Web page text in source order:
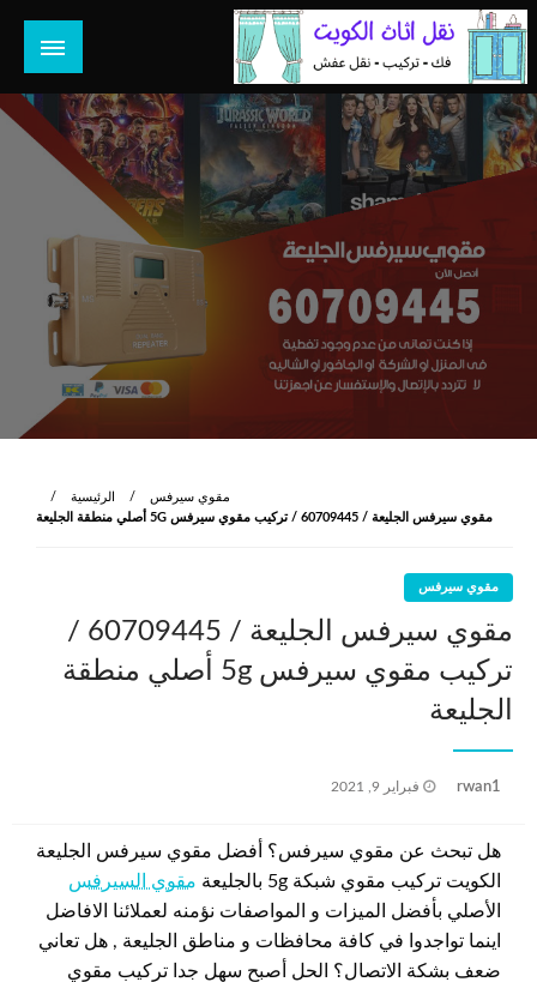
التخطي
إلى
المحتوى
هل تبحث
هل تبحث عن أفضل خدمات بالكويت؟ خدمة فك نقل تركيب صيانة
تصليح جميع الخدمات المنزلية في الكويت
الرئيسية
مقوي سيرفس
مقوي سيرفس الجليعة / 60709445 / تركيب مقوي سيرفس 5G أصلي منطقة الجليعة
مقوي سيرفس
مقوي سيرفس الجليعة / 60709445 /
تركيب مقوي سيرفس 5g أصلي منطقة
الجليعة
rwan1
نُشر
فبراير 9, 2021
هل تبحث عن مقوي سيرفس؟ أفضل مقوي سيرفس الجليعة
الكويت تركيب مقوي شبكة 5g بالجليعة
مقوي السيرفس
الأصلي بأفضل الميزات و المواصفات نؤمنه لعملائنا الافاضل
اينما تواجدوا في كافة محافظات و مناطق الجليعة , هل تعاني
ضعف بشكة الاتصال؟ الحل أصبح سهل جدا تركيب مقوي